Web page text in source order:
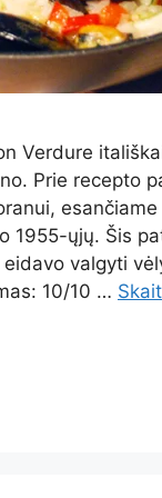
Verdure
Prie recepto
1955-ųjų. Šis
valgyti
10/10 …